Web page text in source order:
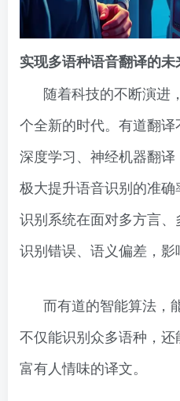
实现多语种语音翻译的
随着科技的不断演进
个全新的时代。有道翻
深度学习、神经机器翻译
极大提升语音识别的准
识别系统在面对多方言
识别错误、语义偏差，影
而有道的智能算法，
不仅能识别众多语种，
富有人情味的译文。